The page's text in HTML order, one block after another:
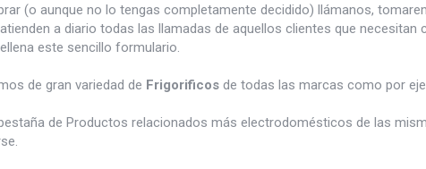
(o aunque no lo tengas completamente decidido) llámanos,
a diario todas las llamadas de aquellos clientes que
este sencillo formulario.
de gran variedad de Frigorificos de todas las marcas como por
de Productos relacionados más electrodomésticos de las